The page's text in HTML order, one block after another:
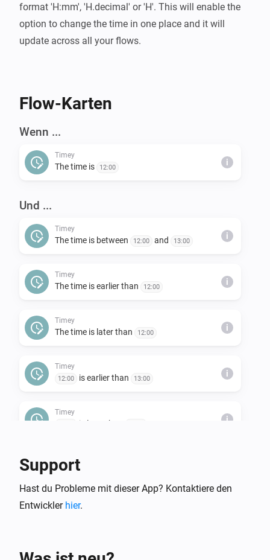
format 'H:mm', 'H.decimal' or 'H'. This will enable the
option to change the time in one place and it will
Flow-Karten
Wenn ...
Timey
The time is 12:00
i
Und ...
Timey
The time is between 12:00 and 13:00
i
Timey
The time is earlier than 12:00
i
Timey
The time is later than 12:00
i
Timey
12:00 is earlier than 13:00
i
Timey
is later than i
Support
Hast du Probleme mit dieser App? Kontaktiere den
Entwickler hier.